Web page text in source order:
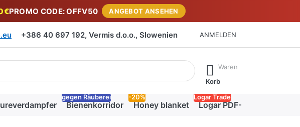
PROMO CODE: OFFV50 ANGEBOT ANSEHEN
+386 40 697 192, Vermis d.o.o., Slowenien ANMELDEN
erscheinen automatisch erste Ergebnisse. Drücken Sie die Eingabetaste, um alle
Waren
Korb
Bienenkorridor
gegen Räuberei
Honey blanket
-20%
Logar PDF-Katalog
Logar Trade